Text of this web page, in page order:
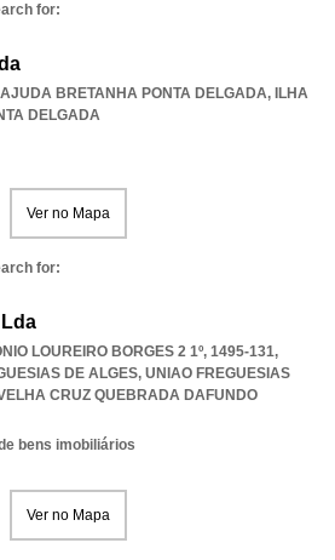
for:
AJUDA BRETANHA PONTA DELGADA, ILHA
DELGADA
Ver no Mapa
for:
LOUREIRO BORGES 2 1º, 1495-131,
DE ALGES, UNIAO FREGUESIAS
CRUZ QUEBRADA DAFUNDO
bens imobiliários
Ver no Mapa